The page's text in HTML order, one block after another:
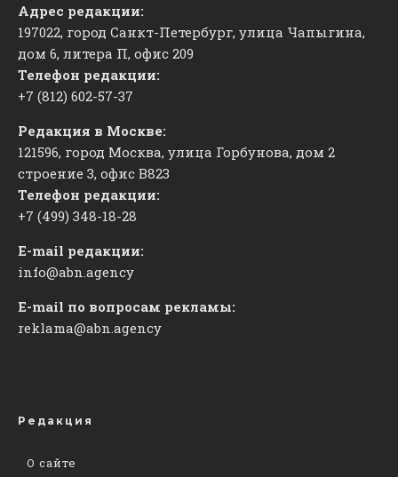
Адрес редакции:
197022, город Санкт-Петербург, улица Чапыгина,
дом 6, литера П, офис 209
Телефон редакции:
+7 (812) 602-57-37
Редакция в Москве:
121596, город Москва, улица Горбунова, дом 2
строение 3, офис ​В823
Телефон редакции:
+7 (499) 348-18-28
E-mail редакции:
info@abn.agency
E-mail по вопросам рекламы:
reklama@abn.agency
Редакция
О сайте